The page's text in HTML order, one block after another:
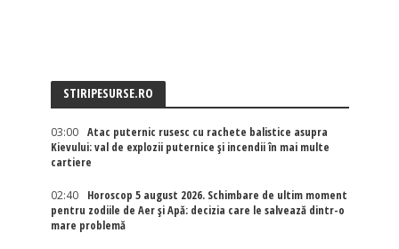
STIRIPESURSE.RO
03:00
Atac puternic rusesc cu rachete balistice asupra
Kievului: val de explozii puternice și incendii în mai multe
cartiere
02:40
Horoscop 5 august 2026. Schimbare de ultim moment
pentru zodiile de Aer și Apă: decizia care le salvează dintr-o
mare problemă